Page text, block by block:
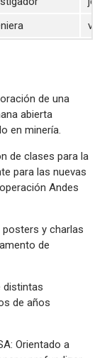
de una
abierta
en minería.
de clases para la
para las nuevas
Andes
posters y charlas
de
distintas
de años
Orientado a